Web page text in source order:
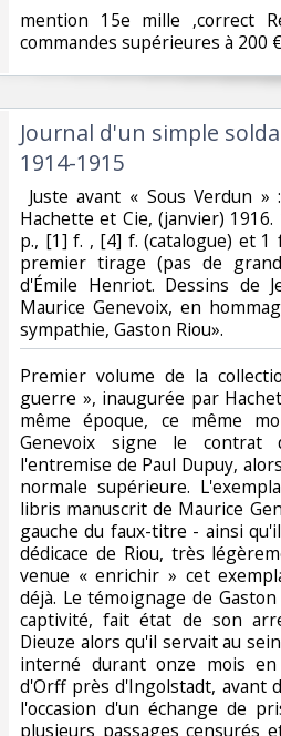
‎mention 15e mille ,correct
commandes supérieures à 200
‎Journal d'un simple
1914-1915‎
Juste avant « Sous Verdun
Hachette et Cie, (janvier)
p., [1] f. , [4] f. (catalogue) et
premier tirage (pas de
d'Émile Henriot. Dessins de
Maurice Genevoix, en
sympathie, Gaston Riou». ‎
‎Premier volume de la
guerre », inaugurée par
même époque, ce même
Genevoix signe le contrat
l'entremise de Paul Dupuy,
normale supérieure.
libris manuscrit de Maurice
gauche du faux-titre - ainsi
dédicace de Riou, très
venue « enrichir » cet
déjà. Le témoignage de
captivité, fait état de son
Dieuze alors qu'il servait au
interné durant onze mois
d'Orff près d'Ingolstadt, avant
l'occasion d'un échange de
plusieurs passages censurés